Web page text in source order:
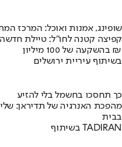
שופינג, אמנות ואוכל: המרכז
קפיצה קטנה לחו"ל: טיילת
בהשקעה של 100 מיליון ₪
בשיתוף עיריית ירושלים
כך תחסכו בחשמל בלי להזיע
מהפכת האנרגיה של תדיראן:
בבית
בשיתוף TADIRAN